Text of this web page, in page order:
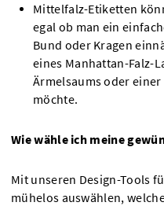
Mittelfalz-Etiketten
egal ob man ein
Bund oder Kragen
eines Manhattan-Falz-
Ärmelsaums oder
möchte.
Wie wähle ich meine
Mit unseren Design-Tools
mühelos auswählen,